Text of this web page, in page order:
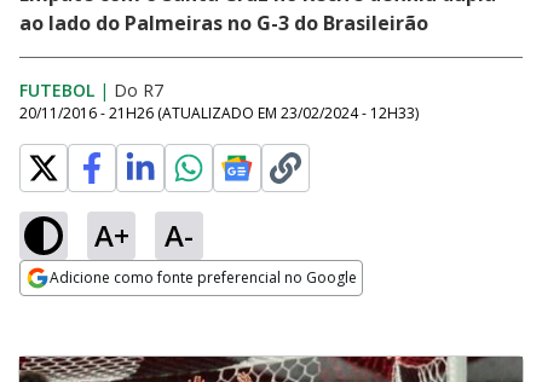
ao lado do Palmeiras no G-3 do Brasileirão
FUTEBOL | Do R7
20/11/2016 - 21H26 (ATUALIZADO EM 23/02/2024 - 12H33)
A+ A-
Adicione como fonte preferencial no Google